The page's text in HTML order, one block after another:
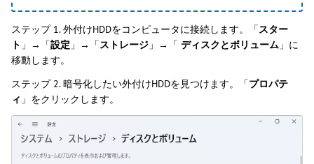
ステップ 1. 外付けHDDをコンピュータに接続します。「スター
ト 」→「設定 」→「ストレージ 」→「 ディスクとボリューム 」に
移動します。
ステップ 2. 暗号化したい外付けHDDを見つけます。「プロパテ
ィ 」をクリックします。